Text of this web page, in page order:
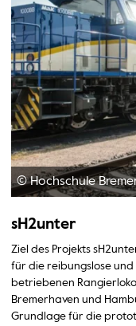
© Hochschule
sH2unter
Ziel des Projekts
für die reibungslose
betriebenen
Bremerhaven und
Grundlage für die